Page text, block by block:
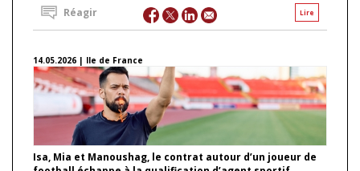
Lire
Réagir
14.05.2026 | Ile de France
Isa, Mia et Manoushag, le contrat autour d’un joueur de